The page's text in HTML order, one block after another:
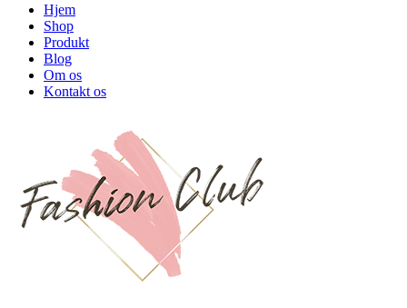
Hjem
Shop
Produkt
Blog
Om os
Kontakt os